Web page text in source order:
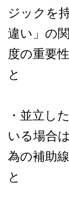
ジックを
違い」の
度の重要
と
・並立し
いる場合
為の補助
と